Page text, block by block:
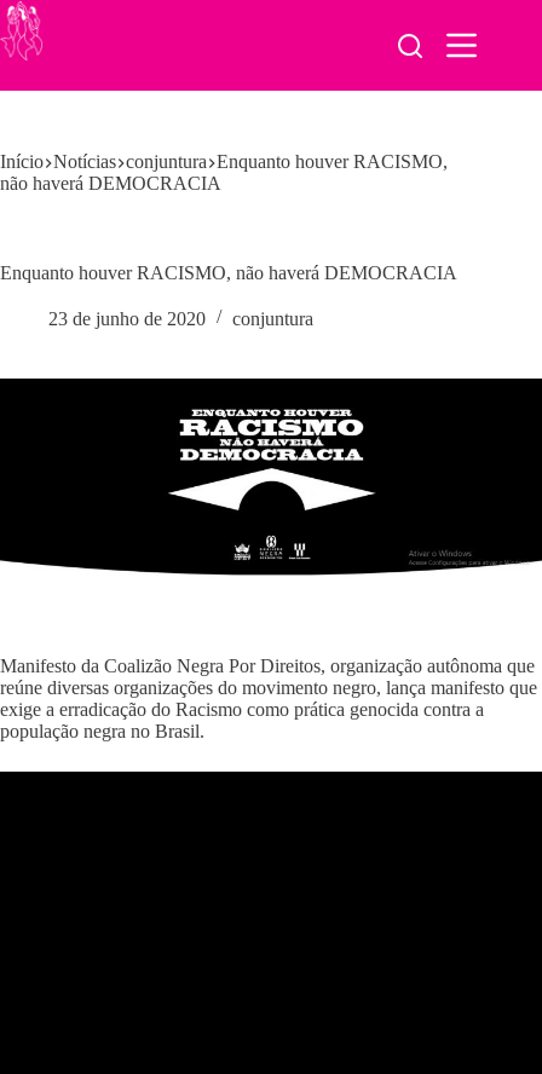
Pular
para
o
Início Notícias conjuntura Enquanto houver RACISMO,
não haverá DEMOCRACIA
Enquanto houver RACISMO, não haverá DEMOCRACIA
23 de junho de 2020 conjuntura
Manifesto da Coalizão Negra Por Direitos, organização autônoma que
reúne diversas organizações do movimento negro, lança manifesto que
exige a erradicação do Racismo como prática genocida contra a
população negra no Brasil.